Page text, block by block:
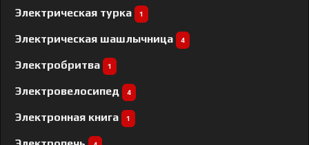
Электрическая турка 1
Электрическая шашлычница 4
Электробритва 1
Электровелосипед 4
Электронная книга 1